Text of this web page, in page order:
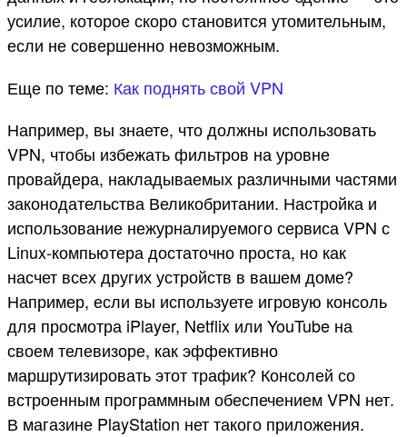
усилие, которое скоро становится утомительным,
если не совершенно невозможным.
Еще по теме: Как поднять свой VPN
Например, вы знаете, что должны использовать
VPN, чтобы избежать фильтров на уровне
провайдера, накладываемых различными частями
законодательства Великобритании. Настройка и
использование нежурналируемого сервиса VPN с
Linux-компьютера достаточно проста, но как
насчет всех других устройств в вашем доме?
Например, если вы используете игровую консоль
для просмотра iPlayer, Netflix или YouTube на
своем телевизоре, как эффективно
маршрутизировать этот трафик? Консолей со
встроенным программным обеспечением VPN нет.
В магазине PlayStation нет такого приложения.